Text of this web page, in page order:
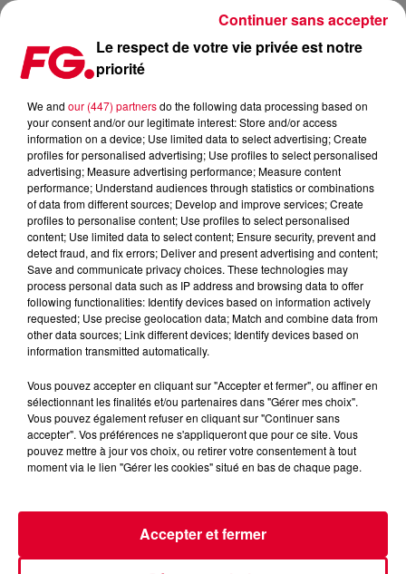
LE RÉPERTOIRE D'AVICII UTILISÉ DANS LE SPECTACLE
Publié : 28 février 2025 à 8h48 par
Antony HARARI
Le respect de votre vie privée est notre
priorité
We and our (447) partnersdo the following data processing based on
your consent and/or our legitimate interest: Store and/or access
information on a device; Use limited data to select advertising; Create
profiles for personalised advertising; Use profiles to select personalised
advertising; Measure advertising performance; Measure content
performance; Understand audiences through statistics or combinations
of data from different sources; Develop and improve services; Create
profiles to personalise content; Use profiles to select personalised
content; Use limited data to select content; Ensure security, prevent and
detect fraud, and fix errors; Deliver and present advertising and content;
Save and communicate privacy choices. These technologies may
process personal data such as IP address and browsing data to offer
following functionalities: Identify devices based on information actively
requested; Use precise geolocation data; Match and combine data from
other data sources; Link different devices; Identify devices based on
information transmitted automatically.
Vous pouvez accepter en cliquant sur "Accepter et fermer", ou affiner en
sélectionnant les finalités et/ou partenaires dans "Gérer mes choix".
Vous pouvez également refuser en cliquant sur "Continuer sans
accepter". Vos préférences ne s'appliqueront que pour ce site. Vous
pouvez mettre à jour vos choix, ou retirer votre consentement à tout
moment via le lien "Gérer les cookies" situé en bas de chaque page.
Accepter et fermer
Continuer sans accepter